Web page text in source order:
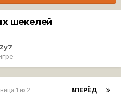
шекелей
ВПЕРЁД
1 из 2